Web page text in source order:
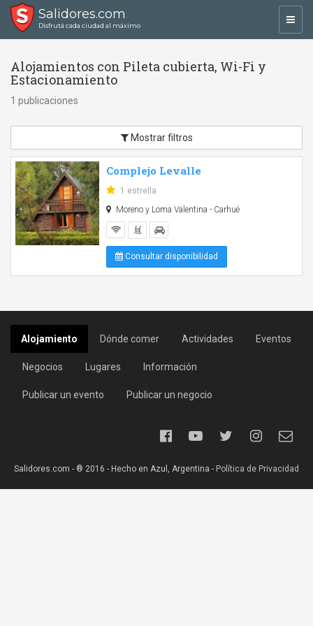
Salidores.com
Disfrutá cada ciudad al máximo
Alojamientos con Pileta cubierta, Wi-Fi y
Estacionamiento
1 publicaciones
Mostrar filtros
Complejo Levalle
1 estrella
Moreno y Loma Valentina - Carhué
Consultar disponibilidad
Alojamiento Dónde comer Actividades Eventos
Negocios Lugares Información
Publicar un evento Publicar un negocio
Salidores.com - ® 2016 - Hecho en Azul, Argentina - Política de Privacidad